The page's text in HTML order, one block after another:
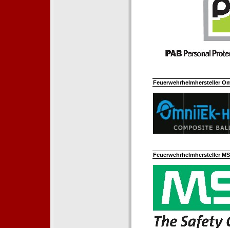
Feuerwehrhelmhersteller
Feuerwehrhelmhersteller